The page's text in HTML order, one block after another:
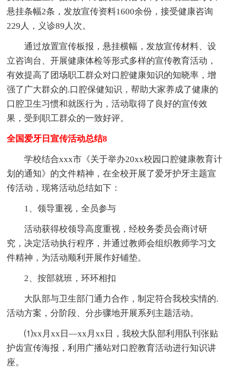
悬挂条幅2条，发放宣传资料1600余份，接受健康咨询
229人，义诊89人次。
通过放置宣传板报，悬挂横幅，发放宣传材料、设
立咨询台、开展健康体检等形式多样的宣传教育活动，
有效提高了团场职工群众对口腔健康知识的知晓率，增
强了广大群众的.口腔保健知识，帮助大家养成了健康的
口腔卫生习惯和就医行为，活动取得了良好的宣传效
果，受到职工群众的一致好评。
全国爱牙日宣传活动总结8
学校结合xxx市《关于举办20xx校园口腔健康教育计
划的通知》的文件精神，在全校开展了爱牙护牙主题宣
传活动，现将活动总结如下：
1、领导重视，全员参与
活动获得校领导高度重视，经校务委员会商讨研
究，决定活动执行程序，并通过教师会组织教师学习文
件精神，为活动顺利开展作好铺垫。
2、按部就班，环环相扣
大队部与卫生部门通力合作，制定符合我校实情的.
活动方案，分阶段、分步骤地开展系列主题活动。
⑴xx月xx日—xx月xx日，我校大队部利用队刊张贴
护齿宣传海报，利用广播站对口腔教育活动进行知识讲
座。